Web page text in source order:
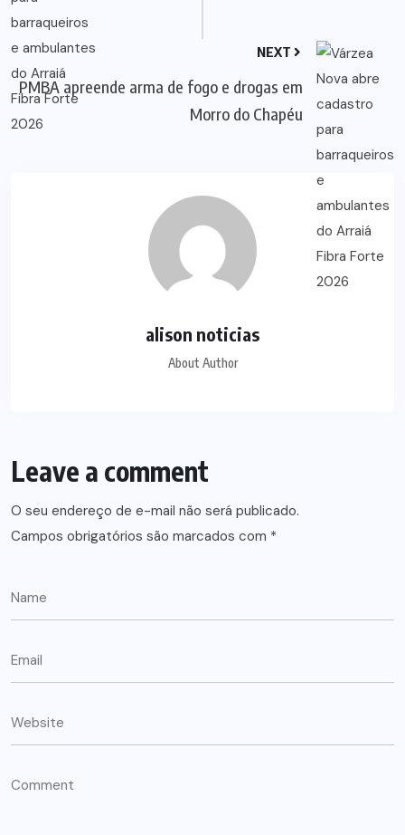
NEXT
PMBA apreende arma de fogo e drogas em
Morro do Chapéu
alison noticias
About Author
Leave a comment
O seu endereço de e-mail não será publicado.
Campos obrigatórios são marcados com *